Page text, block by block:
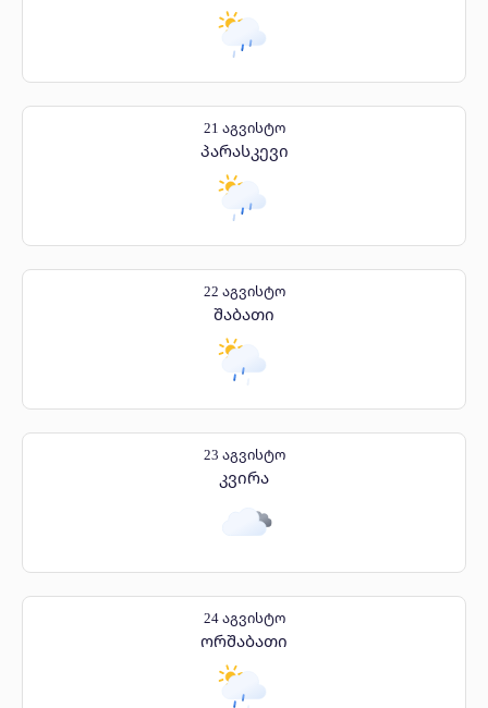
21 აგვისტო
პარასკევი
22 აგვისტო
შაბათი
23 აგვისტო
კვირა
24 აგვისტო
ორშაბათი